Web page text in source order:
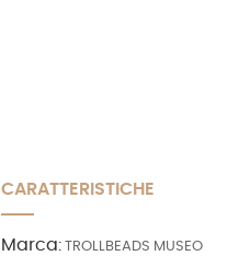
CARATTERISTICHE
Marca: TROLLBEADS MUSEO